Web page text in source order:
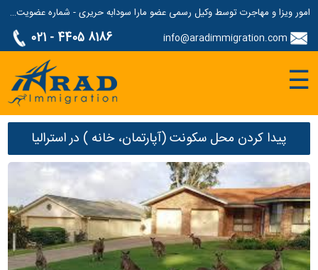
امور ویزا و مهاجرت توسط وکیل رسمی عضو مارا سودابه حریری - شماره عضویت مارا: 1687507
021 - 4405 8186 info@aradimmigration.com
☰
پیدا کردن محل سکونت (آپارتمان، خانه ) در استرالیا